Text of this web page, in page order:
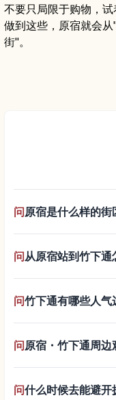
不要只局限于购物，
做到这些，原宿就会
街"。
问原宿是什么样的街
问从原宿站到竹下
问竹下通有哪些人气
问原宿・竹下通周边
问什么时候去能避开